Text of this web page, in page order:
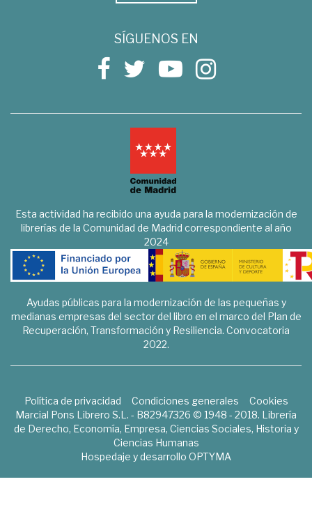
SÍGUENOS EN
Esta actividad ha recibido una ayuda para la modernización de
librerías de la Comunidad de Madrid correspondiente al año
2024
Ayudas públicas para la modernización de las pequeñas y
medianas empresas del sector del libro en el marco del Plan de
Recuperación, Transformación y Resiliencia. Convocatoria
2022.
Política de privacidad Condiciones generales
Cookies
Marcial Pons Librero S.L. - B82947326 © 1948 - 2018. Librería
de Derecho, Economía, Empresa, Ciencias Sociales, Historia y
Ciencias Humanas
Hospedaje y desarrollo OPTYMA